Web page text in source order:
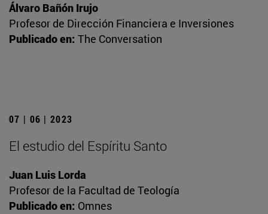
Álvaro Bañón Irujo
Profesor de Dirección Financiera e Inversiones
Publicado en: The Conversation
07 | 06 | 2023
El estudio del Espíritu Santo
Juan Luis Lorda
Profesor de la Facultad de Teología
Publicado en: Omnes